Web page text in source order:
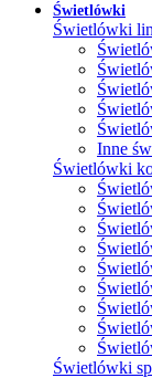
Świetlówki
Świetlówki
Inne
Świetlówki
Świetlówki